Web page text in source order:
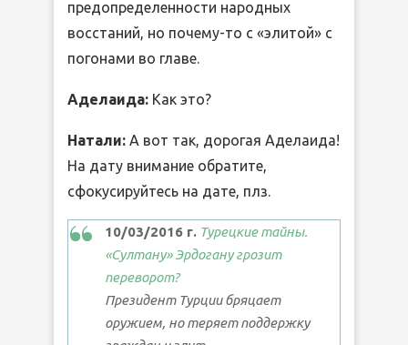
предопределенности народных
восстаний, но почему-то с «элитой» с
погонами во главе.
Аделаида: Как это?
Натали: А вот так, дорогая Аделаида!
На дату внимание обратите,
сфокусируйтесь на дате, плз.
10/03/2016 г. Турецкие тайны.
«Султану» Эрдогану грозит
переворот?
Президент Турции бряцает
оружием, но теряет поддержку